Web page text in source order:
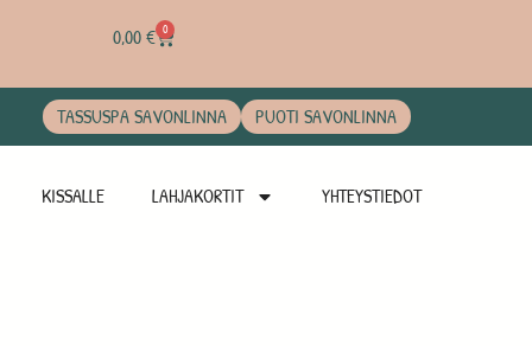
0,00€ 0
TASSUSPA SAVONLINNA PUOTI SAVONLINNA
KISSALLE LAHJAKORTIT YHTEYSTIEDOT